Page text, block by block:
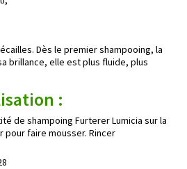
Dès le premier shampooing, la
brillance, elle est plus fluide, plus
:
de shampoing Furterer Lumicia sur la
pour faire mousser. Rincer